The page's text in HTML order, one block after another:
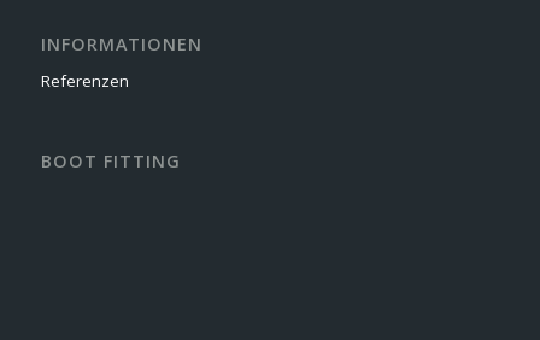
INFORMATIONEN
Referenzen
BOOT FITTING